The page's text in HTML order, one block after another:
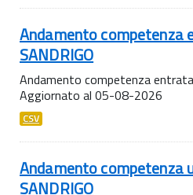
Andamento
SANDRIGO
Andamento competenza
Aggiornato al 05-08-2026
CSV
Andamento competenza
SANDRIGO